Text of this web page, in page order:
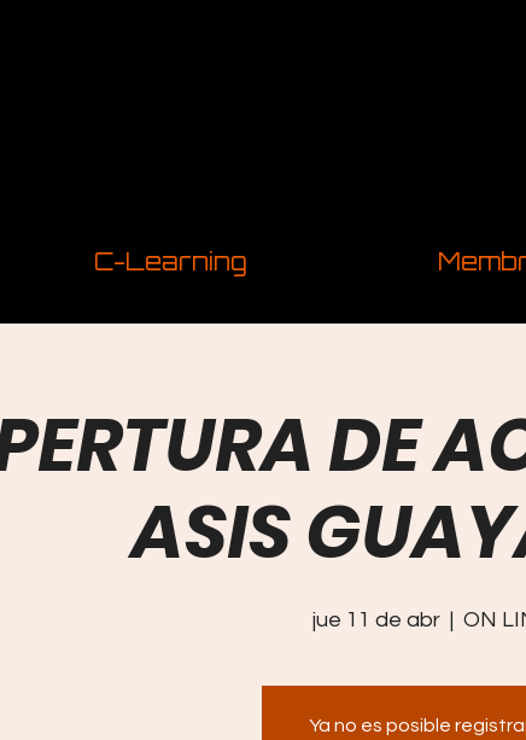
C-Learning
DE
ASIS
jue 11 de abr
  |
ON
Ya no es posible